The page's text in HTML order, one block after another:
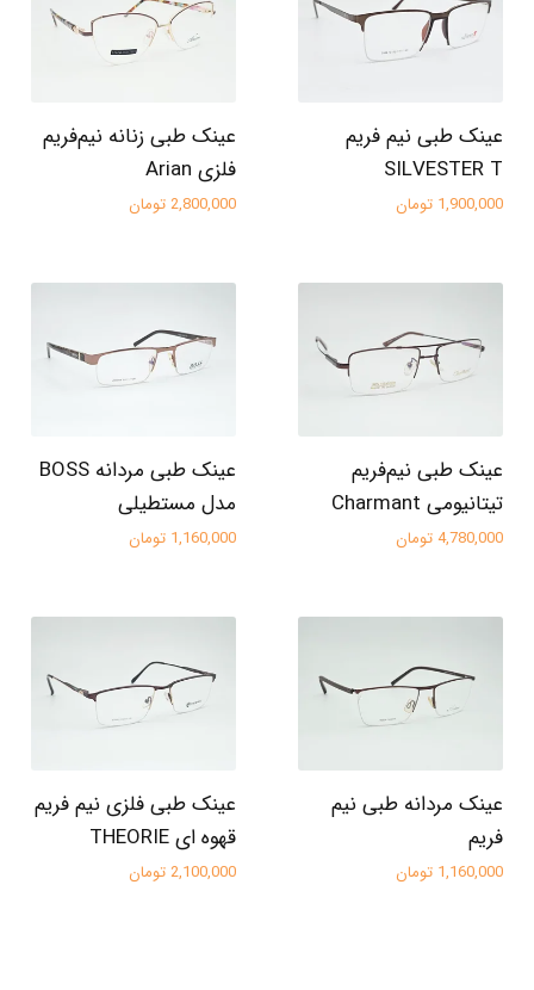
عینک طبی نیم فریم
SILVESTER T
1,900,000 تومان
عینک طبی زنانه نیم‌فریم
فلزی Arian
2,800,000 تومان
عینک طبی نیم‌فریم
تیتانیومی Charmant
4,780,000 تومان
عینک طبی مردانه BOSS
مدل مستطیلی
1,160,000 تومان
عینک مردانه طبی نیم
فریم
1,160,000 تومان
عینک طبی فلزی نیم فریم
قهوه ای THEORIE
2,100,000 تومان